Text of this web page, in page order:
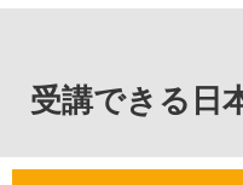
受講できる日